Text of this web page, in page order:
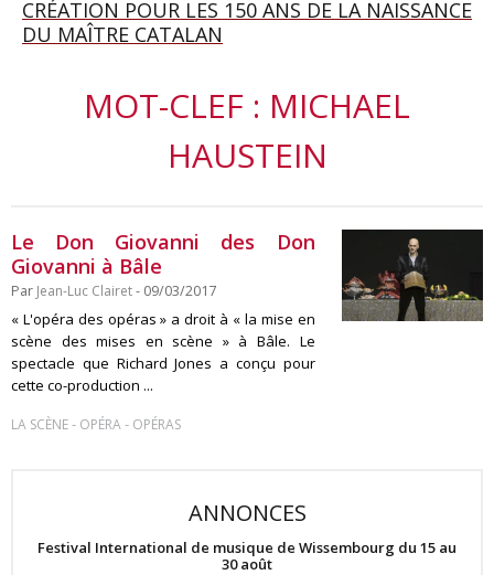
SOIRÉE IMMENSE PORTÉE PAR ROMEO
CASTELLUCCI ET MAXIME PASCAL
CRÉATION POUR LES 150 ANS DE LA NAISSANCE
DU MAÎTRE CATALAN
WAGNÉRIEN GÉNÉRÉ PAR L’IA
ANNIVERSAIRE
CETTE EXIGENCE DE L’OBJET CISELÉ »
MOT-CLEF : MICHAEL
HAUSTEIN
Le Don Giovanni des Don
Giovanni à Bâle
Par Jean-Luc Clairet- 09/03/2017
« L'opéra des opéras » a droit à « la mise en
scène des mises en scène » à Bâle. Le
spectacle que Richard Jones a conçu pour
cette co-production ...
LA SCÈNE- OPÉRA- OPÉRAS
ANNONCES
Festival International de musique de Wissembourg du 15 au
30 août